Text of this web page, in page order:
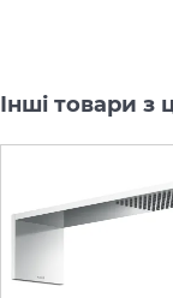
Інші товари з